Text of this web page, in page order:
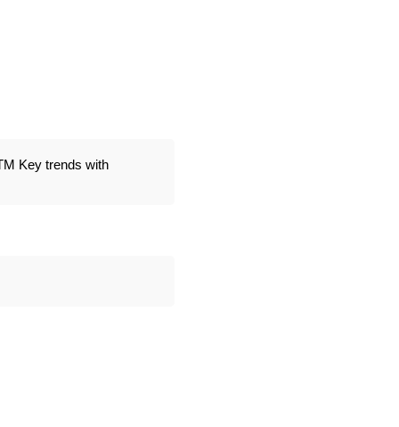
педали ни
, или
Key trends with